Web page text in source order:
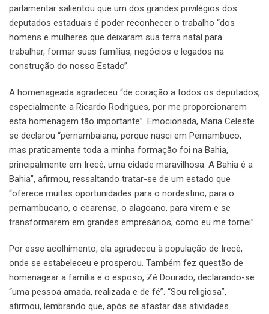
parlamentar salientou que um dos grandes privilégios dos
deputados estaduais é poder reconhecer o trabalho “dos
homens e mulheres que deixaram sua terra natal para
trabalhar, formar suas famílias, negócios e legados na
construção do nosso Estado”.
A homenageada agradeceu “de coração a todos os deputados,
especialmente a Ricardo Rodrigues, por me proporcionarem
esta homenagem tão importante”. Emocionada, Maria Celeste
se declarou “pernambaiana, porque nasci em Pernambuco,
mas praticamente toda a minha formação foi na Bahia,
principalmente em Irecê, uma cidade maravilhosa. A Bahia é a
Bahia”, afirmou, ressaltando tratar-se de um estado que
“oferece muitas oportunidades para o nordestino, para o
pernambucano, o cearense, o alagoano, para virem e se
transformarem em grandes empresários, como eu me tornei”.
Por esse acolhimento, ela agradeceu à população de Irecê,
onde se estabeleceu e prosperou. Também fez questão de
homenagear a família e o esposo, Zé Dourado, declarando-se
“uma pessoa amada, realizada e de fé”. “Sou religiosa”,
afirmou, lembrando que, após se afastar das atividades